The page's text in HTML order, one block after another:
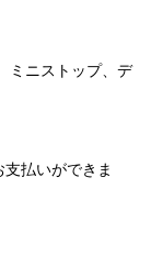
ミニストップ、デ
払いができま